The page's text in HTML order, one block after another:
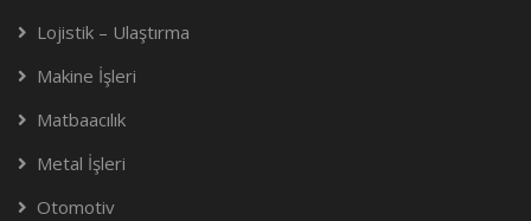
Lojistik – Ulaştırma
Makine İşleri
Matbaacılık
Metal İşleri
Otomotiv